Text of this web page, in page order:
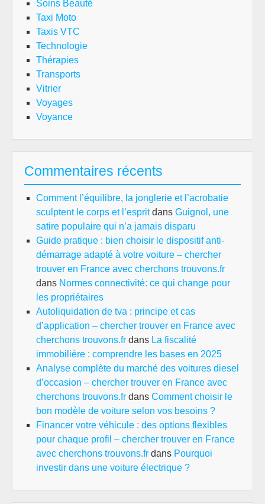
Soins Beauté
Taxi Moto
Taxis VTC
Technologie
Thérapies
Transports
Vitrier
Voyages
Voyance
Commentaires récents
Comment l’équilibre, la jonglerie et l’acrobatie
sculptent le corps et l’espritdans Guignol, une
satire populaire qui n’a jamais disparu
Guide pratique : bien choisir le dispositif anti-
démarrage adapté à votre voiture – chercher
trouver en France avec cherchons trouvons.fr
dans Normes connectivité: ce qui change pour
les propriétaires
Autoliquidation de tva : principe et cas
d’application – chercher trouver en France avec
cherchons trouvons.fr dans La fiscalité
immobilière : comprendre les bases en 2025
Analyse complète du marché des voitures diesel
d’occasion – chercher trouver en France avec
cherchons trouvons.fr dans Comment choisir le
bon modèle de voiture selon vos besoins ?
Financer votre véhicule : des options flexibles
pour chaque profil – chercher trouver en France
avec cherchons trouvons.fr dans Pourquoi
investir dans une voiture électrique ?